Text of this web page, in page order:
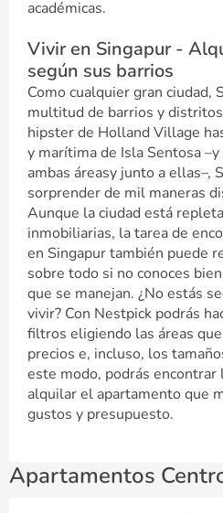
académicas.
Vivir en Singapur -
según sus barrios
Como cualquier gran ciudad,
multitud de barrios y
hipster de Holland Village
y marítima de Isla Sentosa
ambas áreasy junto a ellas–,
sorprender de mil maneras
Aunque la ciudad está
inmobiliarias, la tarea de
en Singapur también puede
sobre todo si no conoces
que se manejan. ¿No estás
vivir? Con Nestpick podrás
filtros eligiendo las áreas
precios e, incluso, los
este modo, podrás
alquilar el apartamento que
gustos y presupuesto.
Apartamentos